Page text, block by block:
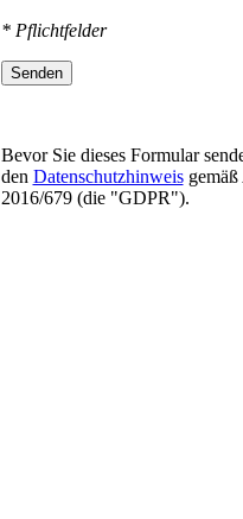
* Pflichtfelder
Senden
Bevor Sie dieses Formular
den Datenschutzhinweisgemäß
2016/679 (die "GDPR").